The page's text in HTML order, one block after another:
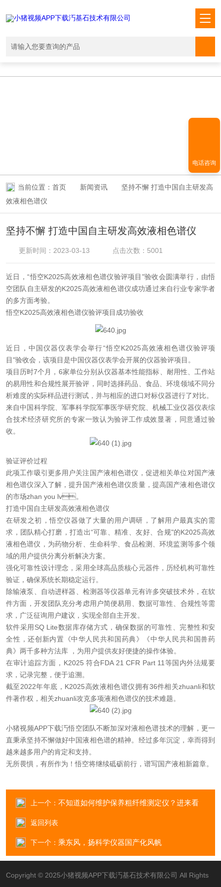
当前位置： 首页 新闻资讯
坚持不懈 打造中国自主研发高
效液相色谱仪
坚持不懈 打造中国自主研发高效液相色谱仪
更新时间：2023-03-13 点击次数：5001
近日，“悟空K2025高效液相色谱仪验评项目"验收会圆满举行，由悟
空团队自主研发的K2025高效液相色谱仪成功通过来自行业专家学者
的多方面考验。
悟空K2025高效液相色谱仪验评项目成功验收
近日，中国仪器仪表学会举行“悟空K2025高效液相色谱仪验评项
目"验收会，该项目是中国仪器仪表学会开展的仪器验评项目。
项目历时7个月，6家单位分别从仪器基本性能指标、耐用性、工作站
的易用性和合规性展开验评，同时选择药品、食品、环境领域不同分
析难度的实际样品进行测试，并与相应的进口对标仪器进行了对比。
来自中国科学院、军事科学院军事医学研究院、机械工业仪器仪表综
合技术经济研究所的专家一致认为验评工作成效显著，同意通过验
收。
验证评价过程
此项工作吸引更多用户关注国产液相色谱仪，促进相关单位对国产液
相色谱仪深入了解，提升国产液相色谱仪质量，提高国产液相色谱仪
的市场zhan you lv。
打造中国自主研发高效液相色谱仪
在研发之初，悟空仪器做了大量的用户调研，了解用户最真实的需
求，团队精心打磨，打造出“可靠、精准、友好、合规"的K2025高效
液相色谱仪，为药物分析、生命科学、食品检测、环境监测等多个领
域的用户提供分离分析解决方案。
强化可靠性设计理念，采用全球高品质核心元器件，历经机构可靠性
验证，确保系统长期稳定运行。
除输液泵、自动进样器、检测器等仪器单元有许多突破技术外，在软
件方面，开发团队充分考虑用户简便易用、数据可靠性、合规性等需
求，广泛征询用户建议，实现全部自主开发。
软件采用SQ Lite数据库存储方式，确保数据的可靠性、完整性和安
全性，还创新内置《中华人民共和国药典》《中华人民共和国兽药
典》两千多种方法库 ，为用户提供友好便捷的操作体验。
在审计追踪方面，K2025 符合FDA 21 CFR Part 11等国内外法规要
求，记录完整，便于追溯。
截至2022年年底，K2025高效液相色谱仪拥有36件相关zhuanli和软
件著作权，相关zhuanli攻克多项液相色谱仪的技术难题。
小猪视频APP下载汅悟空团队不断加深对液相色谱技术的理解，更一
直秉承坚持不懈做好中国液相色谱的精神。经过多年沉淀，幸而得到
越来越多用户的肯定和支持。
无所畏惧，有所作为！悟空将继续砥砺前行，谱写国产液相新篇章。
上一个： 不知道如何维护保养粗纤维测定仪？进来看
返回列表
下一个： 乘东风，扬科学仪器国产化风帆
Copyright © 2025小猪视频APP下载汅基石技术有限公司 All Rights
电话咨询